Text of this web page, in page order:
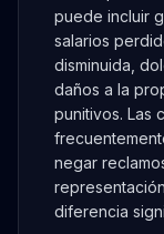
puede incluir
salarios
disminuida,
daños a la
punitivos. Las
negar
diferencia